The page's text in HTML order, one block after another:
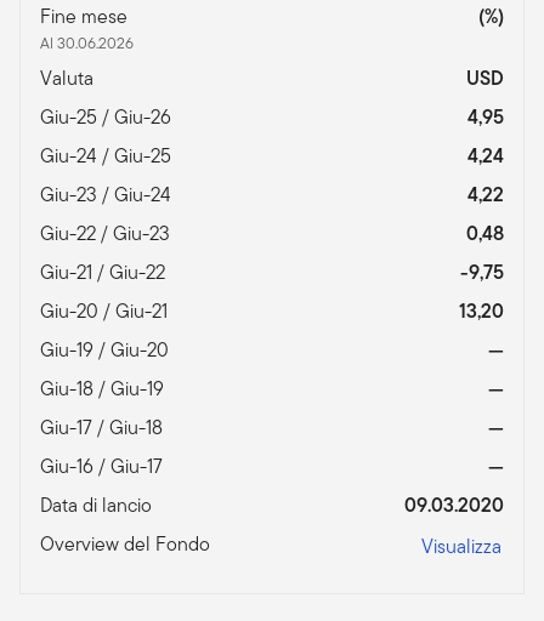
Fine mese
Al 30.06.2026
(%)
Valuta
USD
Giu-25 / Giu-26
4,95
Giu-24 / Giu-25
4,24
Giu-23 / Giu-24
4,22
Giu-22 / Giu-23
0,48
Giu-21 / Giu-22
-9,75
Giu-20 / Giu-21
13,20
Giu-19 / Giu-20
—
Giu-18 / Giu-19
—
Giu-17 / Giu-18
—
Giu-16 / Giu-17
—
Data di lancio
09.03.2020
Overview del Fondo
Visualizza